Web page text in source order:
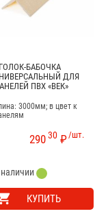
БАБОЧКА
ДЛЯ
ПВХ «ВЕК»
3000мм; в цвет к
/шт.
29030 ₽
КУПИТЬ